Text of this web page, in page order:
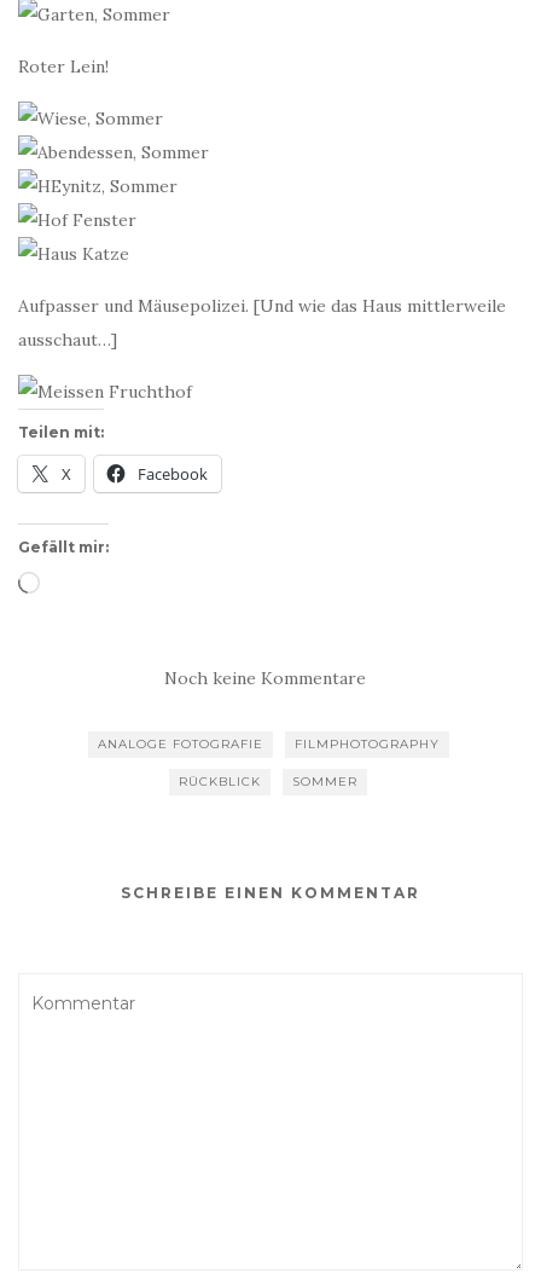
Roter Lein!
Aufpasser und Mäusepolizei. [Und wie das Haus mittlerweile
ausschaut…]
Teilen mit:
X Facebook
Gefällt mir:
Wird
Noch keine Kommentare
ANALOGE FOTOGRAFIE FILMPHOTOGRAPHY
RÜCKBLICK SOMMER
SCHREIBE EINEN KOMMENTAR